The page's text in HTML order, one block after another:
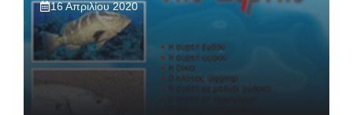
16 Απριλίου 2020